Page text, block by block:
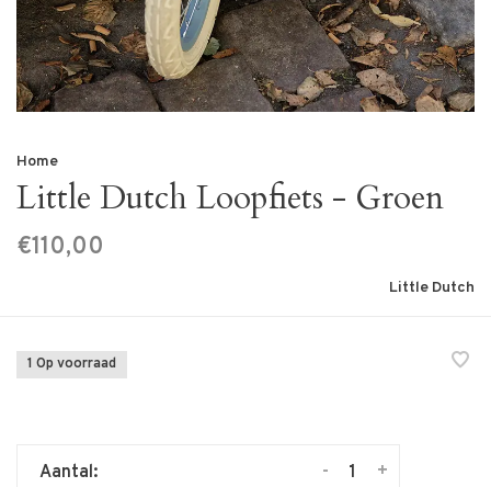
Home
Little Dutch Loopfiets - Groen
€110,00
Little Dutch
1 Op voorraad
Aantal: +
-